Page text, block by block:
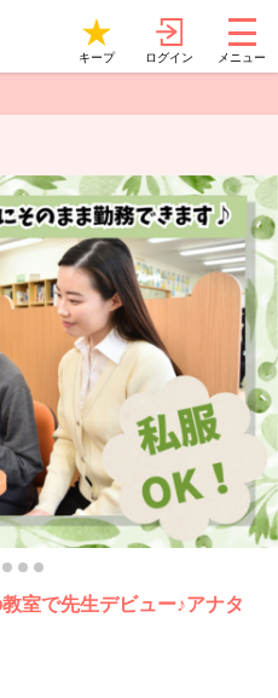
キープ ログイン メニュー
で先生デビュー♪アナタ